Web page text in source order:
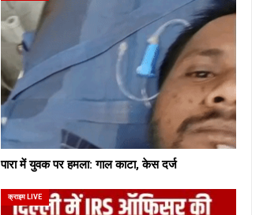
पारा में युवक पर हमला: गाल काटा, केस दर्ज
क्राइम LIVE